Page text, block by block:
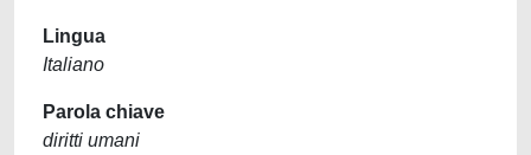
Lingua
Italiano
Parola chiave
diritti umani